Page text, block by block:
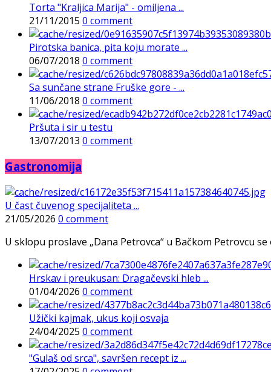
Torta "Kraljica Marija" - omiljena ...
21/11/2015 0 comment
Pirotska banica, pita koju morate ...
06/07/2018 0 comment
Sa sunčane strane Fruške gore - ...
11/06/2018 0 comment
Pršuta i sir u testu
13/07/2013 0 comment
Gastronomija
U čast čuvenog specijaliteta ...
21/05/2026 0 comment
U sklopu proslave „Dana Petrovca“ u Bačkom Petrovcu
Hrskav i preukusan: Dragačevski hleb ...
01/04/2026 0 comment
Užički kajmak, ukus koji osvaja
24/04/2025 0 comment
"Gulaš od srca", savršen recept iz ...